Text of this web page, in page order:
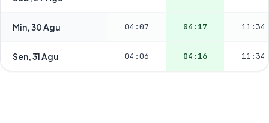
Min, 30 Agu 04:07 04:17 11:34
Sen, 31 Agu 04:06 04:16 11:34